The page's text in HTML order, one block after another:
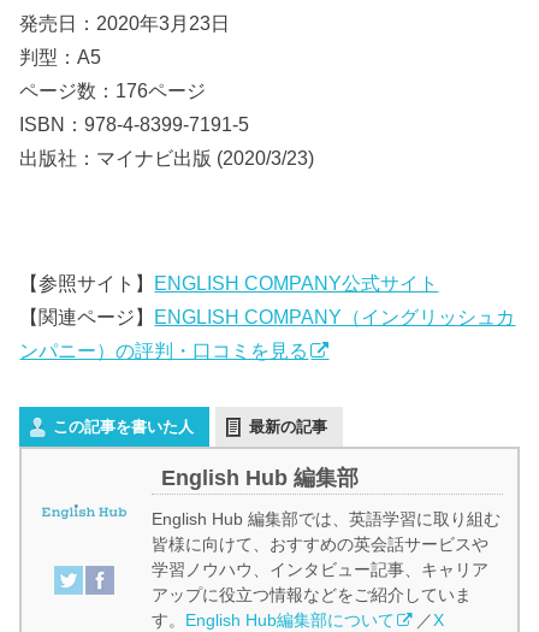
発売日：2020年3月23日
判型：A5
ページ数：176ページ
ISBN：978-4-8399-7191-5
出版社：マイナビ出版 (2020/3/23)
【参照サイト】 ENGLISH COMPANY公式サイト
【関連ページ】 ENGLISH COMPANY（イングリッシュカ
ンパニー）の評判・口コミを見る
この記事を書いた人 最新の記事
English Hub 編集部
English Hub 編集部では、英語学習に取り組む
皆様に向けて、おすすめの英会話サービスや
学習ノウハウ、インタビュー記事、キャリア
アップに役立つ情報などをご紹介していま
す。 English Hub編集部について ／X